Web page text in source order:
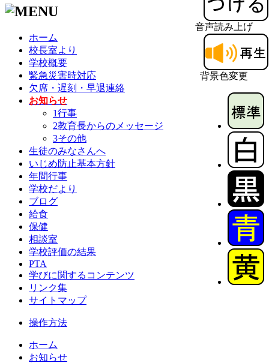
音声読み上げ
背景色変更
ホーム
校長室より
学校概要
緊急災害時対応
欠席・遅刻・早退連絡
お知らせ
1行事
2教育長からのメッセージ
3その他
生徒のみなさんへ
いじめ防止基本方針
年間行事
学校だより
ブログ
給食
保健
相談室
学校評価の結果
PTA
学びに関するコンテンツ
リンク集
サイトマップ
操作方法
ホーム
お知らせ